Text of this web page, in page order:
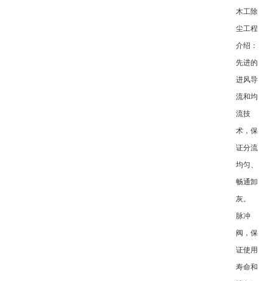
木工除
尘工程
介绍：
先进的
进风导
流和均
流技
术，保
证分流
均匀、
畅通卸
灰。
脉冲
阀，保
证使用
寿命和